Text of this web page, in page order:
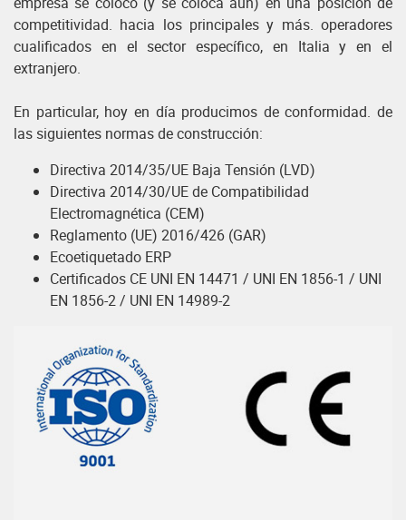
competitividad. hacia los principales y más. operadores
cualificados en el sector específico, en Italia y en el
extranjero.
En particular, hoy en día producimos de conformidad. de
las siguientes normas de construcción:
Directiva 2014/35/UE Baja Tensión (LVD)
Directiva 2014/30/UE de Compatibilidad
Electromagnética (CEM)
Reglamento (UE) 2016/426 (GAR)
Ecoetiquetado ERP
Certificados CE UNI EN 14471 / UNI EN 1856-1 / UNI
EN 1856-2 / UNI EN 14989-2